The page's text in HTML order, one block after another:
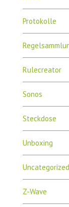
Protokolle
Rulecreator
Sonos
Steckdose
Unboxing
Uncategorized
Z-Wave